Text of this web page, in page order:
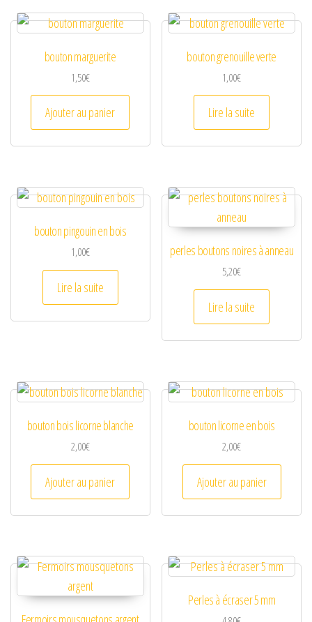
bouton marguerite
1,50€
Ajouter au panier
bouton grenouille verte
1,00€
Lire la suite
bouton pingouin en bois
1,00€
Lire la suite
perles boutons noires à anneau
5,20€
Lire la suite
bouton bois licorne blanche
2,00€
Ajouter au panier
bouton licorne en bois
2,00€
Ajouter au panier
Perles à écraser 5 mm